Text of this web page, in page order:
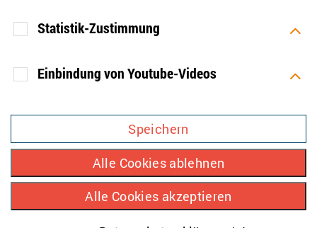
BlueskyLinkedinFacebookMastodonYouTube
IMPRESSUM
DATENSCHUTZ
auch die Ablehnung zur
Verwendung weiterer Cookies.
1 Jahr
HTML
TYPO3
Statistik-Zustimmung
Wird verwendet, um Infos über die
Nutzung der Seite zu erhalten.
Einbindung von Youtube-Videos
Speichern
Alle Cookies ablehnen
Alle Cookies akzeptieren